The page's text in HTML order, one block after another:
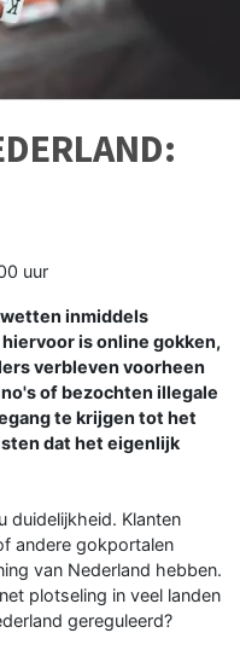
uur
inmiddels
is online gokken,
verbleven voorheen
of bezochten illegale
te krijgen tot het
dat het eigenlijk
duidelijkheid. Klanten
andere gokportalen
van Nederland hebben.
plotseling in veel landen
gereguleerd?